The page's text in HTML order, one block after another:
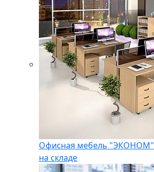
Офисная мебель "ЭКОНОМ"
на складе